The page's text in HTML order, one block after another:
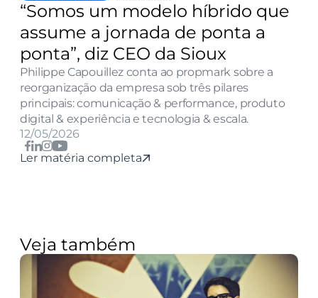
“Somos um modelo híbrido que
assume a jornada de ponta a
ponta”, diz CEO da Sioux
Philippe Capouillez conta ao propmark sobre a
reorganização da empresa sob três pilares
principais: comunicação & performance, produto
digital & experiência e tecnologia & escala.
12/05/2026
Ler matéria completa
Veja também